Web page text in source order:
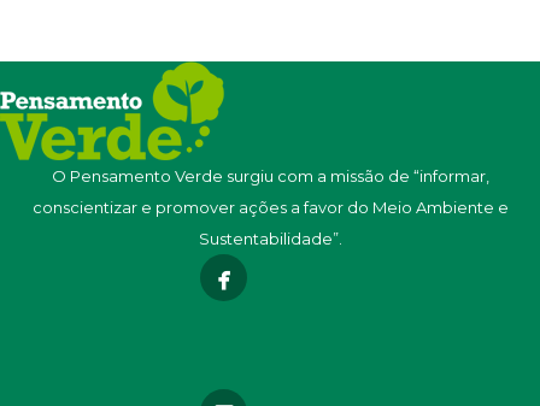
O Pensamento Verde surgiu com a missão de “informar,
conscientizar e promover ações a favor do Meio Ambiente e
Sustentabilidade”.